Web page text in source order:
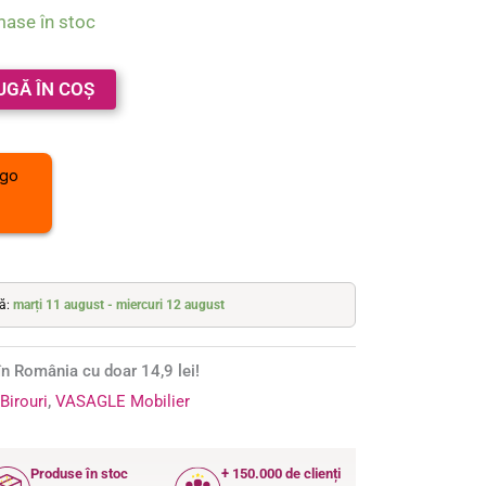
în stoc
ÎN COȘ
marți 11 august - miercuri 12 august
România cu doar 14,9 lei!
Birouri,VASAGLE Mobilier
Produse în stoc
+ 150.000 de clienți